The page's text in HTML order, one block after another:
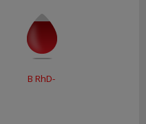
B RhD-